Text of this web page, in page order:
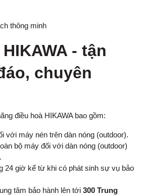
- tận
chuyên
điều hoà HIKAWA bao gồm:
với máy nén trên dàn nóng (outdoor).
bộ máy đối với dàn nóng (outdoor)
24 giờ kể từ khi có phát sinh sự vụ bảo
tâm bảo hành lên tới 300 Trung